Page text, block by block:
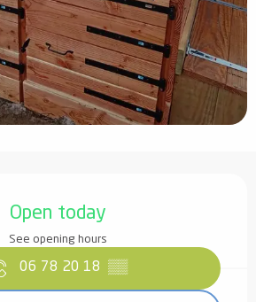
Open today
See opening hours
06 78 20 18 ▒▒